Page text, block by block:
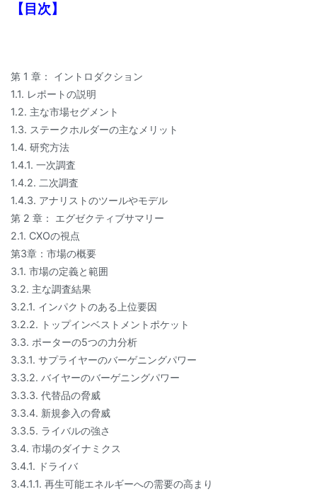
【目次】
第 1 章： イントロダクション
1.1. レポートの説明
1.2. 主な市場セグメント
1.3. ステークホルダーの主なメリット
1.4. 研究方法
1.4.1. 一次調査
1.4.2. 二次調査
1.4.3. アナリストのツールやモデル
第 2 章： エグゼクティブサマリー
2.1. CXOの視点
第3章：市場の概要
3.1. 市場の定義と範囲
3.2. 主な調査結果
3.2.1. インパクトのある上位要因
3.2.2. トップインベストメントポケット
3.3. ポーターの5つの力分析
3.3.1. サプライヤーのバーゲニングパワー
3.3.2. バイヤーのバーゲニングパワー
3.3.3. 代替品の脅威
3.3.4. 新規参入の脅威
3.3.5. ライバルの強さ
3.4. 市場のダイナミクス
3.4.1. ドライバ
3.4.1.1. 再生可能エネルギーへの需要の高まり